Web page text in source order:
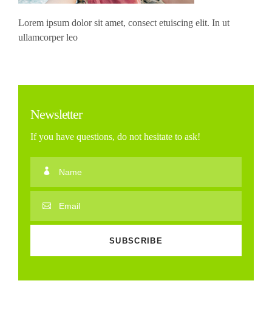
Lorem ipsum dolor sit amet, consect etuiscing elit. In ut
ullamcorper leo
Newsletter
If you have questions, do not hesitate to ask!